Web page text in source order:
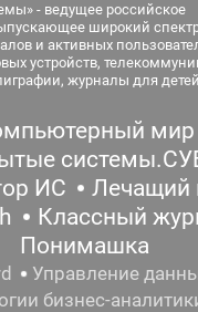
- ведущее российское
широкий
и активных
устройств,
журналы для
мир
ИС
Лечащий
Классный
Понимашка
Управление
бизнес-